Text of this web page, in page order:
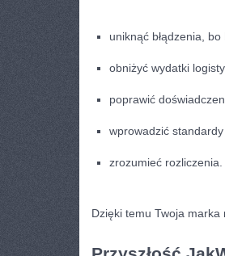
uniknąć błądzenia,
obniżyć wydatki
poprawić
wprowadzić standardy
zrozumieć rozliczenia.
Dzięki temu Twoja marka